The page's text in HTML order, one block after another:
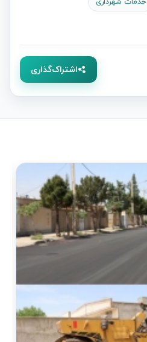
اشتراک‌گذاری